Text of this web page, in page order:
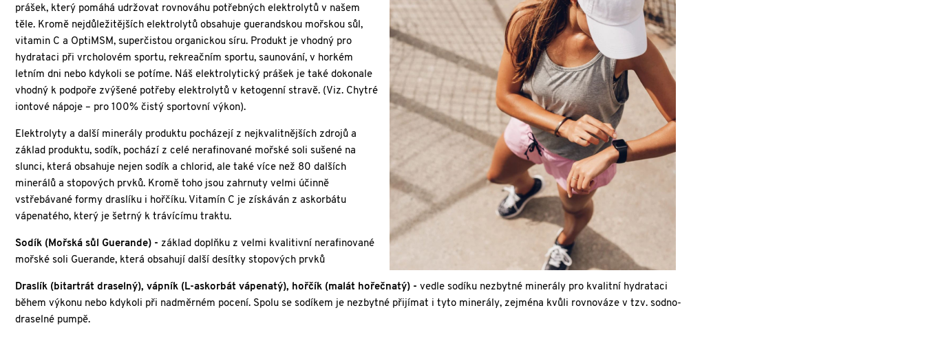
prášek, který pomáhá udržovat rovnováhu potřebných elektrolytů v našem
těle. Kromě nejdůležitějších elektrolytů obsahuje guerandskou mořskou sůl,
vitamin C a OptiMSM, superčistou organickou síru. Produkt je vhodný pro
hydrataci při vrcholovém sportu, rekreačním sportu, saunování, v horkém
letním dni nebo kdykoli se potíme. Náš elektrolytický prášek je také dokonale
vhodný k podpoře zvýšené potřeby elektrolytů v ketogenní stravě. (Viz. Chytré
iontové nápoje – pro 100% čistý sportovní výkon).
Elektrolyty a další minerály produktu pocházejí z nejkvalitnějších zdrojů a
základ produktu, sodík, pochází z celé nerafinované mořské soli sušené na
slunci, která obsahuje nejen sodík a chlorid, ale také více než 80 dalších
minerálů a stopových prvků. Kromě toho jsou zahrnuty velmi účinně
vstřebávané formy draslíku i hořčíku. Vitamín C je získáván z askorbátu
vápenatého, který je šetrný k trávícímu traktu.
Sodík (Mořská sůl Guerande) - základ doplňku z velmi kvalitivní nerafinované
mořské soli Guerande, která obsahují další desítky stopových prvků
Draslík (bitartrát draselný), vápník (L-askorbát vápenatý), hořčík (malát hořečnatý) - vedle sodíku nezbytné minerály pro kvalitní hydrataci
během výkonu nebo kdykoli při nadměrném pocení. Spolu se sodíkem je nezbytné přijímat i tyto minerály, zejména kvůli rovnováze v tzv. sodno-
draselné pumpě.